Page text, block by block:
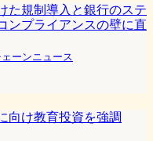
た規制導入と銀行のステ
ンプライアンスの壁に直
ーンニュース
向け教育投資を強調